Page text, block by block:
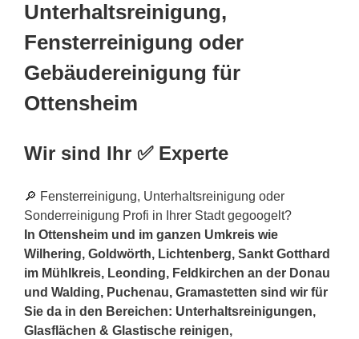
Unterhaltsreinigung,
Fensterreinigung oder
Gebäudereinigung für
Ottensheim
Wir sind Ihr ✅ Experte
🔎 Fensterreinigung, Unterhaltsreinigung oder
Sonderreinigung Profi in Ihrer Stadt gegoogelt?
In Ottensheim und im ganzen Umkreis wie
Wilhering, Goldwörth, Lichtenberg, Sankt Gotthard
im Mühlkreis, Leonding, Feldkirchen an der Donau
und Walding, Puchenau, Gramastetten sind wir für
Sie da in den Bereichen: Unterhaltsreinigungen,
Glasflächen & Glastische reinigen,